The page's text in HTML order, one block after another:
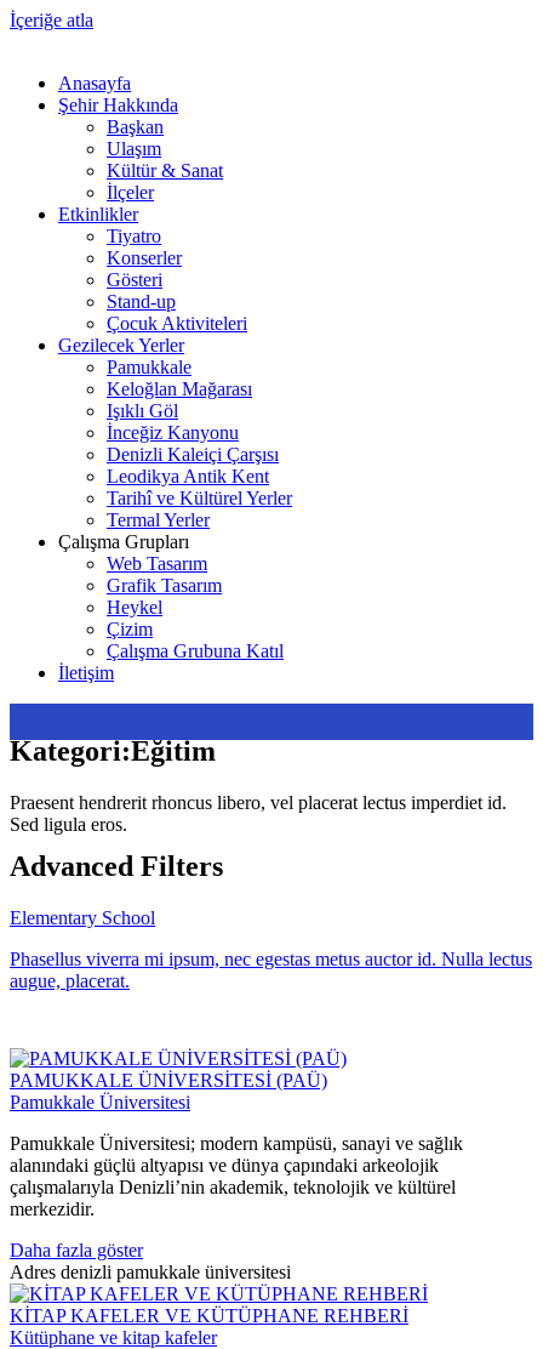
İçeriğe atla
Anasayfa
Şehir Hakkında
Başkan
Ulaşım
Kültür & Sanat
İlçeler
Etkinlikler
Tiyatro
Konserler
Gösteri
Stand-up
Çocuk Aktiviteleri
Gezilecek Yerler
Pamukkale
Keloğlan Mağarası
Işıklı Göl
İnceğiz Kanyonu
Denizli Kaleiçi Çarşısı
Leodikya Antik Kent
Tarihî ve Kültürel Yerler
Termal Yerler
Çalışma Grupları
Web Tasarım
Grafik Tasarım
Heykel
Çizim
Çalışma Grubuna Katıl
İletişim
Kategori:Eğitim
Praesent hendrerit rhoncus libero, vel placerat lectus imperdiet id.
Sed ligula eros.
Advanced Filters
Elementary School
Phasellus viverra mi ipsum, nec egestas metus auctor id. Nulla lectus
augue, placerat.
PAMUKKALE ÜNİVERSİTESİ (PAÜ)
Pamukkale Üniversitesi
Pamukkale Üniversitesi; modern kampüsü, sanayi ve sağlık
alanındaki güçlü altyapısı ve dünya çapındaki arkeolojik
çalışmalarıyla Denizli’nin akademik, teknolojik ve kültürel
merkezidir.
Daha fazla göster
Adres denizli pamukkale üniversitesi
KİTAP KAFELER VE KÜTÜPHANE REHBERİ
Kütüphane ve kitap kafeler